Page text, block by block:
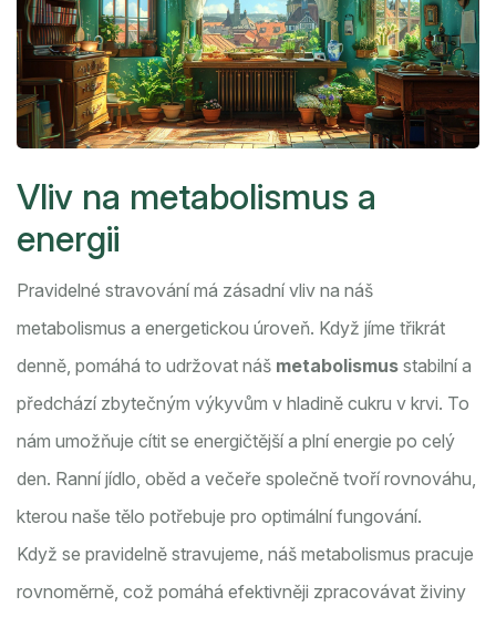
Vliv na metabolismus a
energii
Pravidelné stravování má zásadní vliv na náš
metabolismus a energetickou úroveň. Když jíme třikrát
denně, pomáhá to udržovat náš metabolismus stabilní a
předchází zbytečným výkyvům v hladině cukru v krvi. To
nám umožňuje cítit se energičtější a plní energie po celý
den. Ranní jídlo, oběd a večeře společně tvoří rovnováhu,
kterou naše tělo potřebuje pro optimální fungování.
Když se pravidelně stravujeme, náš metabolismus pracuje
rovnoměrně, což pomáhá efektivněji zpracovávat živiny